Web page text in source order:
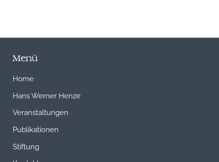
Menü
Home
Hans Werner Henze
Veranstaltungen
Publikationen
Stiftung